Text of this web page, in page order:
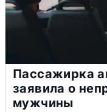
Пассажирка
заявила о
мужчины